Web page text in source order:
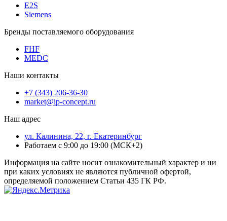
E2S
Siemens
Бренды поставляемого оборудования
FHF
MEDC
Наши контакты
+7 (343) 206-36-30
market@ip-concept.ru
Наш адрес
ул. Калинина, 22, г. Екатеринбург
Работаем с 9:00 до 19:00 (МСК+2)
Информация на сайте носит ознакомительный характер и ни
при каких условиях не являются публичной офертой,
определяемой положением Статьи 435 ГК РФ.